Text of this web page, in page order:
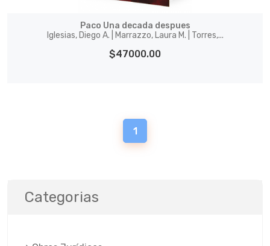
Paco Una decada despues
Iglesias, Diego A. | Marrazzo, Laura M. | Torres,...
$47000.00
1
Categorias